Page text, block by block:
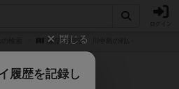
謙信VS信玄 川中島の戦い
閉じる
履歴を記録し